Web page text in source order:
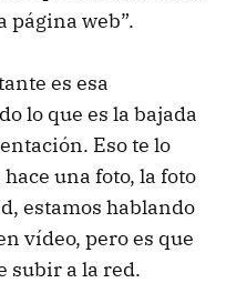
página web”.
es esa
lo que es la bajada
Eso te lo
una foto, la foto
estamos hablando
vídeo, pero es que
subir a la red.